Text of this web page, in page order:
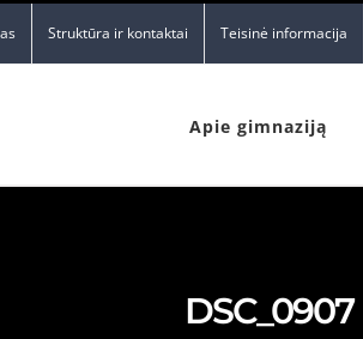
Struktūra ir kontaktai Teisinė informacija
Apie gimnaziją
DSC_0907